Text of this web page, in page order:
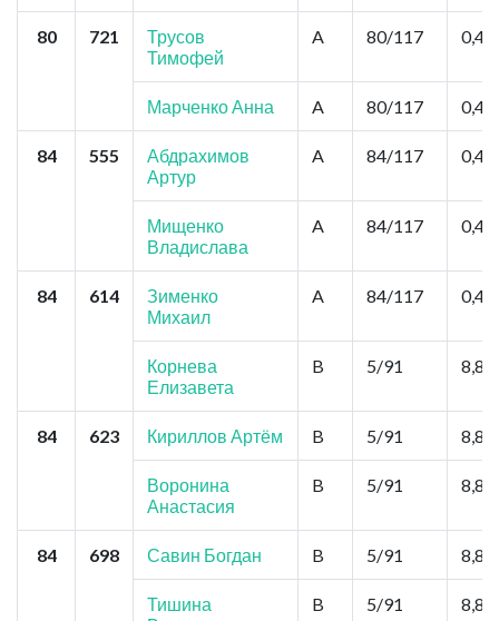
80 721
Трусов
Тимофей
A 80/117 0,44
Марченко Анна A 80/117 0,44
84 555
Абдрахимов
Артур
A 84/117 0,44
Мищенко
Владислава
A 84/117 0,44
84 614
Зименко
Михаил
A 84/117 0,44
Корнева
Елизавета
B 5/91 8,8
84 623 Кириллов Артём B 5/91 8,8
Воронина
Анастасия
B 5/91 8,8
84 698 Савин Богдан B 5/91 8,8
Тишина
B 5/91 8,8